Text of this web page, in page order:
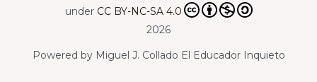
under CC BY-NC-SA 4.0
2026
Powered by Miguel J. Collado El Educador Inquieto